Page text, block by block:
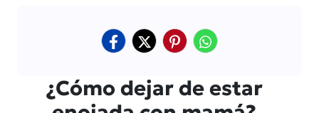
¿Cómo dejar de estar